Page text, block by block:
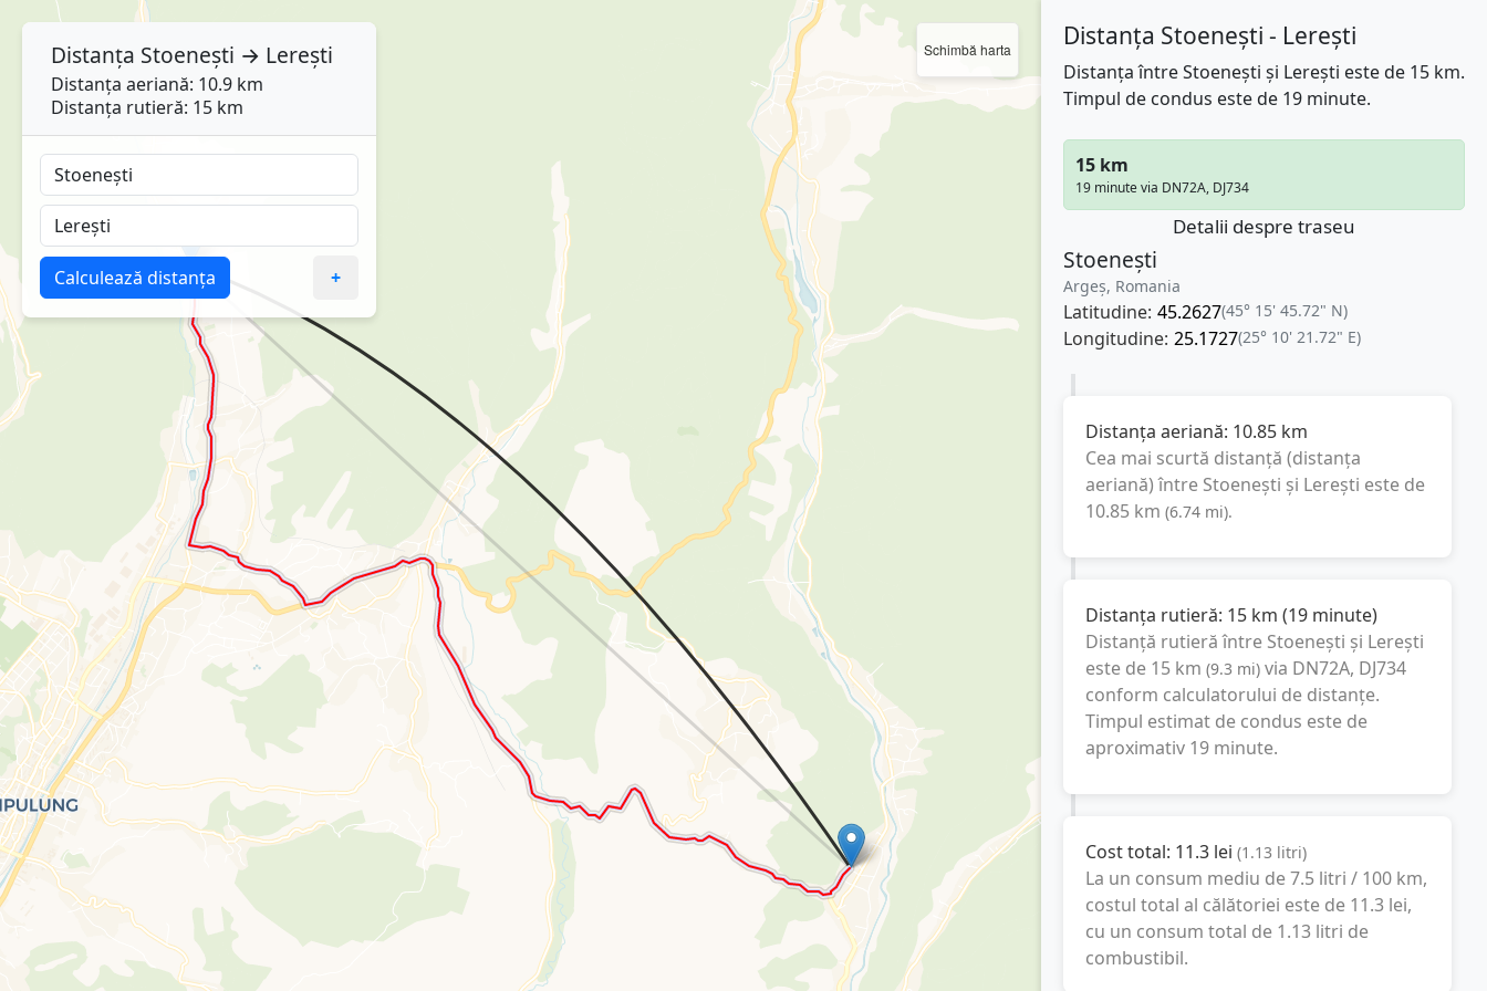
Schimbă harta Distanța Stoenești - Lerești
Distanța între Stoenești și Lerești este de 15 km.
Timpul de condus este de 19 minute.
15 km
19 minute via DN72A, DJ734
Detalii despre traseu
Stoenești
Argeș, Romania
Latitudine: 45.2627(45° 15' 45.72" N)
Longitudine: 25.1727(25° 10' 21.72" E)
Distanța aeriană: 10.85 km
Cea mai scurtă distanță (distanța
aeriană) între Stoenești și Lerești este de
10.85 km (6.74 mi).
Distanța rutieră: 15 km (19 minute)
Distanță rutieră între Stoenești și Lerești
este de 15 km (9.3 mi) via DN72A, DJ734
conform calculatorului de distanțe.
Timpul estimat de condus este de
aproximativ 19 minute.
Cost total: 11.3 lei (1.13 litri)
La un consum mediu de7.5 litri / 100 km,
costul total al călătoriei este de 11.3 lei,
cu un consum total de 1.13 litri de
combustibil.
Distanța Stoenești → Lerești
Distanța aeriană: 10.9 km
Distanța rutieră: 15 km
Calculează distanța +